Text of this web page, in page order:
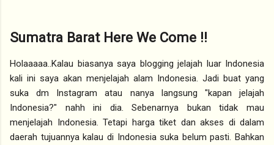
Sumatra Barat Here We Come !!
Holaaaaa..Kalau biasanya saya blogging jelajah luar Indonesia
kali ini saya akan menjelajah alam Indonesia. Jadi buat yang
suka dm Instagram atau nanya langsung "kapan jelajah
Indonesia?" nahh ini dia. Sebenarnya bukan tidak mau
menjelajah Indonesia. Tetapi harga tiket dan akses di dalam
daerah tujuannya kalau di Indonesia suka belum pasti. Bahkan